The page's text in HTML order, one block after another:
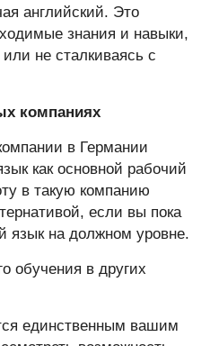
английский. Это
знания и навыки,
не сталкиваясь с
компаниях
в Германии
как основной рабочий
в такую компанию
если вы пока
язык на должном уровне.
обучения в других
единственным вашим